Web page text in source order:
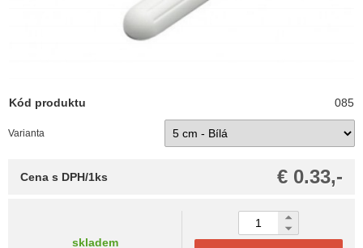
Kód produktu 085
Varianta
€ 0.33,-
Cena s DPH/1ks
skladem